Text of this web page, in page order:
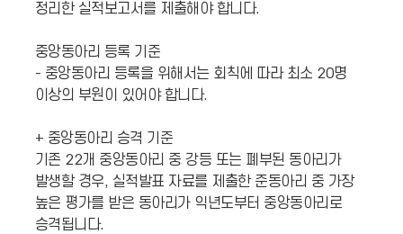
정리한 실적보고서를 제출해야 합니다.
중앙동아리 등록 기준
- 중앙동아리 등록을 위해서는 회칙에 따라 최소 20명
이상의 부원이 있어야 합니다.
+ 중앙동아리 승격 기준
기존 22개 중앙동아리 중 강등 또는 폐부된 동아리가
발생할 경우, 실적발표 자료를 제출한 준동아리 중 가장
높은 평가를 받은 동아리가 익년도부터 중앙동아리로
승격됩니다.